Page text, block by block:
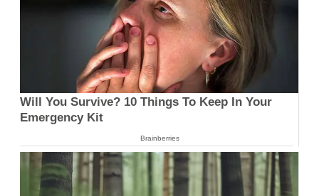
Will You Survive? 10 Things To Keep In Your
Emergency Kit
Brainberries